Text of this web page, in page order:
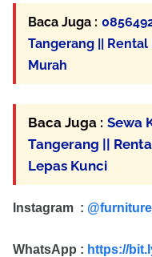
Baca Juga :
Tangerang ||
Murah
Baca Juga : Sewa
Tangerang ||
Lepas Kunci
Instagram :
WhatsApp : https://